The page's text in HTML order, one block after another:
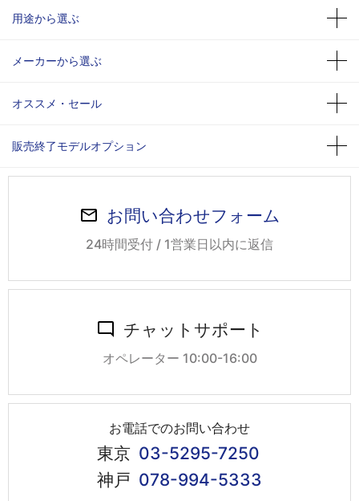
用途から選ぶ
メーカーから選ぶ
オススメ・セール
販売終了モデルオプション
お問い合わせフォーム
24時間受付 / 1営業日以内に返信
チャットサポート
オペレーター 10:00-16:00
お電話でのお問い合わせ
東京 03-5295-7250
神戸 078-994-5333